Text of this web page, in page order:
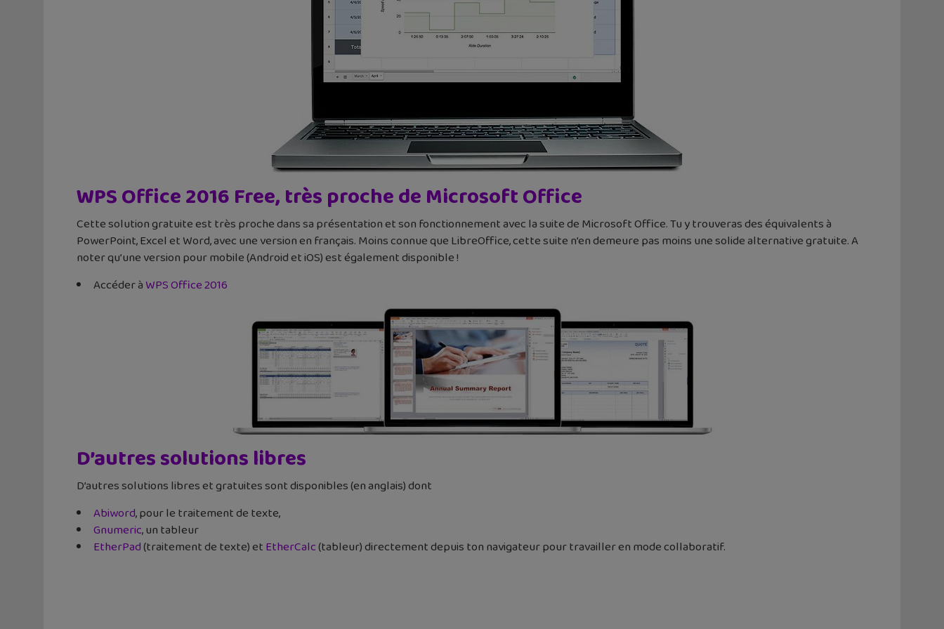
WPS Office 2016 Free, très proche de Microsoft Office
Cette solution gratuite est très proche dans sa présentation et son fonctionnement avec la suite de Microsoft Office. Tu y trouveras des équivalents à
PowerPoint, Excel et Word, avec une version en français. Moins connue que LibreOffice, cette suite n’en demeure pas moins une solide alternative gratuite. A
noter qu’une version pour mobile (Android et iOS) est également disponible !
Accéder àWPS Office 2016
D’autres solutions libres
D’autres solutions libres et gratuites sont disponibles (en anglais) dont
Abiword, pour le traitement de texte,
Gnumeric, un tableur
EtherPad(traitement de texte) etEtherCalc(tableur) directement depuis ton navigateur pour travailler en mode collaboratif.